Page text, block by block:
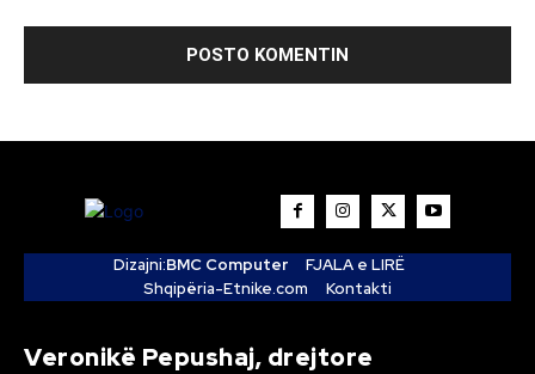
Dizajni:BMC Computer
FJALA e LIRË
Shqipëria-Etnike.com
Kontakti
Veronikë Pepushaj, drejtore